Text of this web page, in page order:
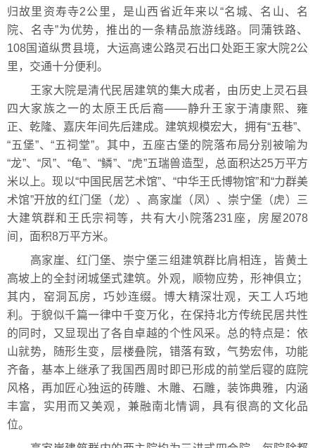
归故里资寿寺2公里，是山西省近年来以“名城、名山、名
院、名寺”为优势，推出的一条精品旅游线路。同蒲铁路、
108国道纵贯县境，大运高速公路灵石出口处距王家大院2公
里，交通十分便利。
王家大院是清代民居建筑的集大成者，由历史上灵石县
四大家族之一的太原王氏后裔——静升王家于清康熙、雍
正、乾隆、嘉庆年间先后建成。建筑规模宏大，拥有“五巷”、
“五堡”、“五祠堂”。其中，五座古堡的院落布局分别被喻为
“龙”、“凤”、“龟”、“鳞”、“虎”五瑞兽造型，总面积达25万平方
米以上。现以“中国民居艺术馆”、“中华王氏博物馆”和“力群美
术馆”开放的红门堡（龙）、高家崖（凤）、崇宁堡（虎）三
大建筑群和王氏宗祠等，共有大小院落231座，房屋2078
间，面积8万平方米。
高家崖、红门堡、崇宁堡三组建筑群比肩相连，皆黄土
高坡上的全封闭城堡式建筑。外观，顺物应势，形神俱立；
其内，窑洞瓦房，巧妙连缀。博大精深壮观，天工人巧地
利。于貌似千篇一律中千变万化，在保持北方传统民居共性
的同时，又显现出了各自卓越的个性风采。总的特点是：依
山就势，随形生变，层楼叠院，错落有致，气势宏伟，功能
齐备，基本上继承了我国西周时即已形成的前堂后寝的庭院
风格，再加匠心独运的砖雕、木雕、石雕，装饰典雅，内涵
丰富，实用而又美观，兼融南北情调，具有很高的文化品
位。